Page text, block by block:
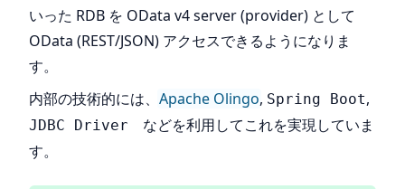
いった RDB を OData v4 server (provider) として
OData (REST/JSON) アクセスできるようになりま
す。
内部の技術的には、 Apache Olingo, Spring Boot,
JDBC Driver
などを利用してこれを実現していま
す。